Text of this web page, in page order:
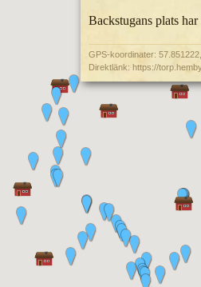
Backstugans plats
GPS-koordinater:
Direktlänk: https://